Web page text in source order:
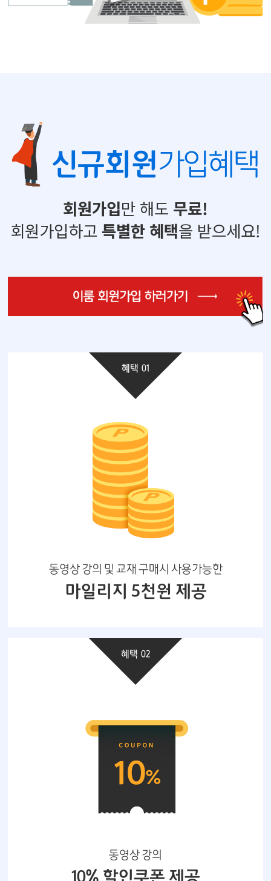
신규회원가입혜택
회원가입만 해도 무료!
회원가입하고 특별한 혜택을 받으세요!
혜택 01
동영상 강의 및 교재 구매시 사용가능한
마일리지 5천원 제공
혜택 02
동영상 강의
10% 할인쿠폰 제공